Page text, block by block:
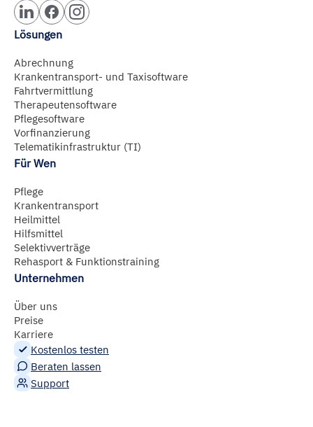
Lösungen
Abrechnung
Krankentransport- und Taxisoftware
Fahrtvermittlung
Therapeutensoftware
Pflegesoftware
Vorfinanzierung
Telematikinfrastruktur (TI)
Für Wen
Pflege
Krankentransport
Heilmittel
Hilfsmittel
Selektivverträge
Rehasport & Funktionstraining
Unternehmen
Über uns
Preise
Karriere
Kostenlos testen
Beraten lassen
Support